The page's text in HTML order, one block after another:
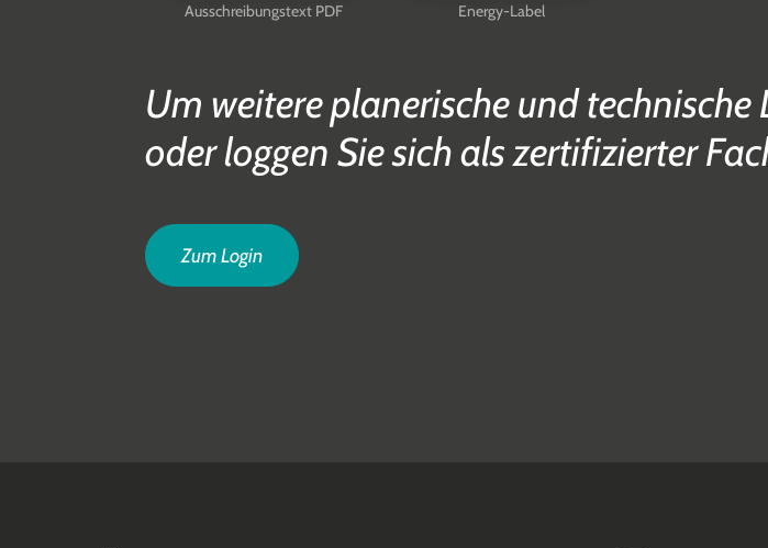
Ausschreibungstext PDF Energy-Label
Um weitere planerische und
oder loggen Sie sich als zertifizierter
Zum Login